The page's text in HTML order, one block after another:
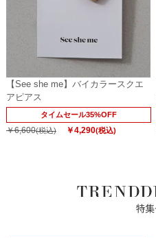
【See she me】バイカラースクエ
アピアス
タイムセール35%OFF
￥6,600(税込) ￥4,290(税込)